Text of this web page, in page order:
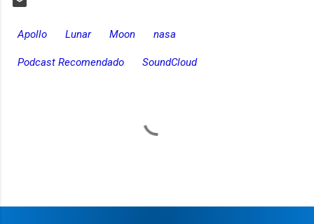
Apollo Lunar Moon nasa
Podcast Recomendado SoundCloud